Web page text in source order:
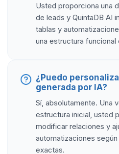
Usted proporciona una
de leads y QuintaDB AI
tablas y
una estructura funcional
¿Puedo
generada por IA?
Sí, absolutamente. Una
estructura inicial, usted
modificar relaciones y
automatizaciones
exactas.